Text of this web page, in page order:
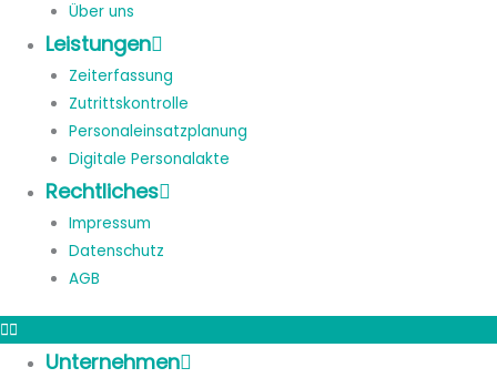
Über uns
Leistungen
Zeiterfassung
Zutrittskontrolle
Personaleinsatzplanung
Digitale Personalakte
Rechtliches
Impressum
Datenschutz
AGB
Unternehmen